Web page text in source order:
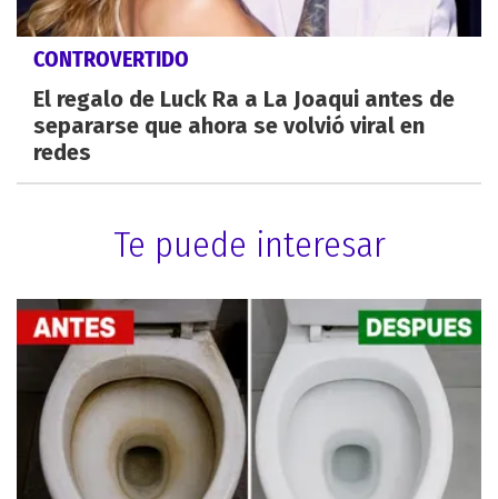
CONTROVERTIDO
El regalo de Luck Ra a La Joaqui antes de
separarse que ahora se volvió viral en
redes
Te puede interesar